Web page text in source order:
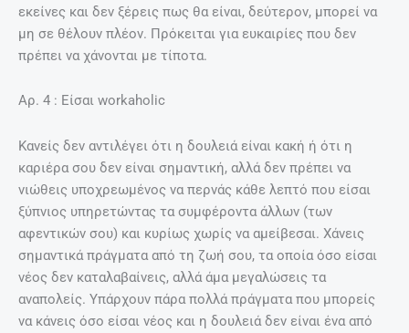
εκείνες και δεν ξέρεις πως θα είναι, δεύτερον, μπορεί να
μη σε θέλουν πλέον. Πρόκειται για ευκαιρίες που δεν
πρέπει να χάνονται με τίποτα.
Aρ. 4 : Είσαι workaholic
Κανείς δεν αντιλέγει ότι η δουλειά είναι κακή ή ότι η
καριέρα σου δεν είναι σημαντική, αλλά δεν πρέπει να
νιώθεις υποχρεωμένος να περνάς κάθε λεπτό που είσαι
ξύπνιος υπηρετώντας τα συμφέροντα άλλων (των
αφεντικών σου) και κυρίως χωρίς να αμείβεσαι. Χάνεις
σημαντικά πράγματα από τη ζωή σου, τα οποία όσο είσαι
νέος δεν καταλαβαίνεις, αλλά άμα μεγαλώσεις τα
αναπολείς. Υπάρχουν πάρα πολλά πράγματα που μπορείς
να κάνεις όσο είσαι νέος και η δουλειά δεν είναι ένα από